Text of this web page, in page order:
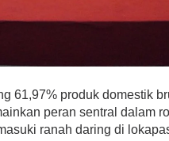
61,97% produk domestik
peran sentral dalam
ranah daring di